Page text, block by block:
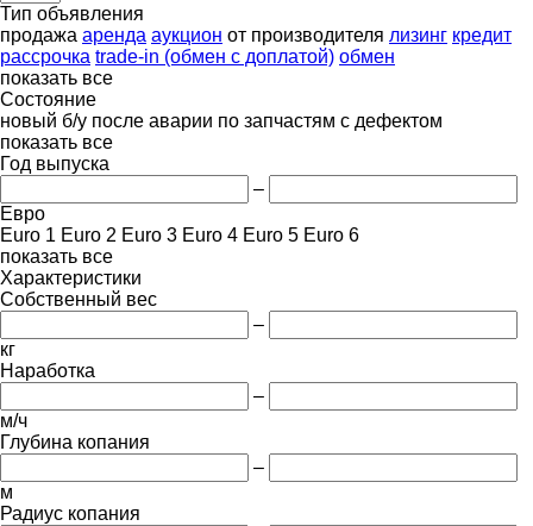
Тип объявления
продажа аренда аукцион от производителя лизинг кредит
рассрочка trade-in (обмен с доплатой) обмен
показать все
Состояние
новый б/у после аварии по запчастям с дефектом
показать все
Год выпуска
–
Евро
Euro 1 Euro 2 Euro 3 Euro 4 Euro 5 Euro 6
показать все
Характеристики
Собственный вес
–
кг
Наработка
–
м/ч
Глубина копания
–
м
Радиус копания